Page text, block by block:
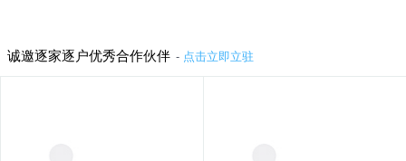
诚邀逐家逐户优秀合作伙伴 - 点击立即立驻